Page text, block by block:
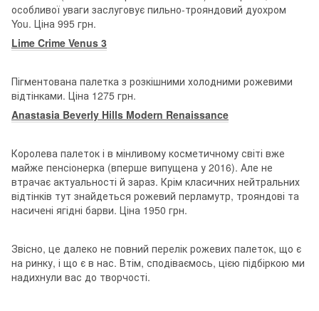
особливої уваги заслуговує пильно-трояндовий дуохром
You. Ціна 995 грн.
Lime Crime Venus 3
Пігментована палетка з розкішними холодними рожевими
відтінками. Ціна 1275 грн.
Anastasia Beverly Hills Modern Renaissance
Королева палеток і в мінливому косметичному світі вже
майже пенсіонерка (вперше випущена у 2016). Але не
втрачає актуальності й зараз. Крім класичних нейтральних
відтінків тут знайдеться рожевий перламутр, трояндові та
насичені ягідні барви. Ціна 1950 грн.
Звісно, це далеко не повний перелік рожевих палеток, що є
на ринку, і що є в нас. Втім, сподіваємось, цією підбіркою ми
надихнули вас до творчості.